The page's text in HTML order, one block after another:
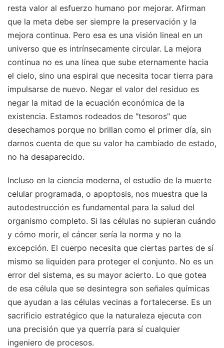
resta valor al esfuerzo humano por mejorar. Afirman
que la meta debe ser siempre la preservación y la
mejora continua. Pero esa es una visión lineal en un
universo que es intrínsecamente circular. La mejora
continua no es una línea que sube eternamente hacia
el cielo, sino una espiral que necesita tocar tierra para
impulsarse de nuevo. Negar el valor del residuo es
negar la mitad de la ecuación económica de la
existencia. Estamos rodeados de "tesoros" que
desechamos porque no brillan como el primer día, sin
darnos cuenta de que su valor ha cambiado de estado,
no ha desaparecido.
Incluso en la ciencia moderna, el estudio de la muerte
celular programada, o apoptosis, nos muestra que la
autodestrucción es fundamental para la salud del
organismo completo. Si las células no supieran cuándo
y cómo morir, el cáncer sería la norma y no la
excepción. El cuerpo necesita que ciertas partes de sí
mismo se liquiden para proteger el conjunto. No es un
error del sistema, es su mayor acierto. Lo que gotea
de esa célula que se desintegra son señales químicas
que ayudan a las células vecinas a fortalecerse. Es un
sacrificio estratégico que la naturaleza ejecuta con
una precisión que ya querría para sí cualquier
ingeniero de procesos.